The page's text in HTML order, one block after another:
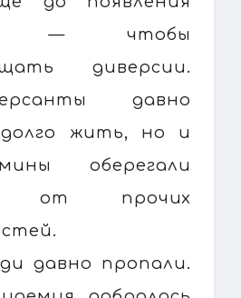
— чтобы
диверсии.
давно
долго жить, но и
оберегали
от прочих
давно пропали.